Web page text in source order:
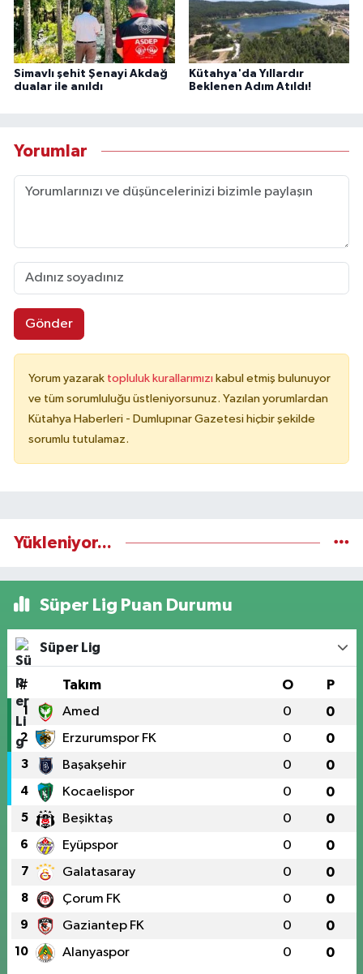
Simavlı şehit Şenayi Akdağ
dualar ile anıldı
Kütahya'da Yıllardır
Beklenen Adım Atıldı!
Yorumlar
Gönder
Yorum yazarak topluluk kurallarımızı kabul etmiş bulunuyor
ve tüm sorumluluğu üstleniyorsunuz. Yazılan yorumlardan
Kütahya Haberleri - Dumlupınar Gazetesi hiçbir şekilde
sorumlu tutulamaz.
Yükleniyor...
Süper Lig Puan Durumu
Süper Lig
# Takım O P
1 Amed 0 0
2 Erzurumspor FK 0 0
3 Başakşehir 0 0
4 Kocaelispor 0 0
5 Beşiktaş 0 0
6 Eyüpspor 0 0
7 Galatasaray 0 0
8 Çorum FK 0 0
9 Gaziantep FK 0 0
10 Alanyaspor 0 0